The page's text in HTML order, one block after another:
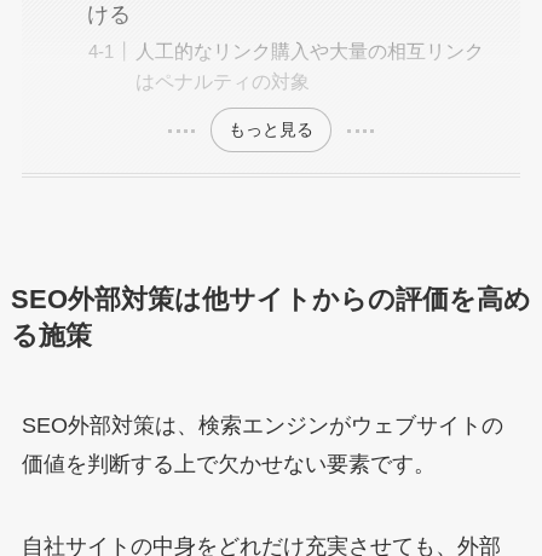
ける
人工的なリンク購入や大量の相互リンク
はペナルティの対象
もっと見る
SEO外部対策は他サイトからの評価を高め
る施策
SEO外部対策は、検索エンジンがウェブサイトの
価値を判断する上で欠かせない要素です。
自社サイトの中身をどれだけ充実させても、外部